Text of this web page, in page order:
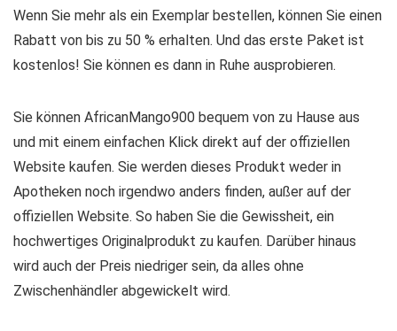
Wenn Sie mehr als ein Exemplar bestellen, können Sie einen
Rabatt von bis zu 50 % erhalten. Und das erste Paket ist
kostenlos! Sie können es dann in Ruhe ausprobieren.
Sie können AfricanMango900 bequem von zu Hause aus
und mit einem einfachen Klick direkt auf der offiziellen
Website kaufen. Sie werden dieses Produkt weder in
Apotheken noch irgendwo anders finden, außer auf der
offiziellen Website. So haben Sie die Gewissheit, ein
hochwertiges Originalprodukt zu kaufen. Darüber hinaus
wird auch der Preis niedriger sein, da alles ohne
Zwischenhändler abgewickelt wird.